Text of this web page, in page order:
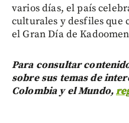
varios días, el país
culturales y desfiles que
el Gran Día de
Para consultar
sobre sus temas de
Colombia y el Mundo,